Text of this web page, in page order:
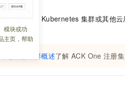
模块或功
主页，帮助
Kubernetes 集群或其他云
注册集群概述了解 ACK One 注册
Kimi 最新旗舰模型，长程编程与推理利
Deepseek-v4-pro
人工智能平台 PAI
一站式AI开发、训练和推理服务
Qoder CN
基于千问
5 分钟轻松部署专属 QwenPaw
从聊天伙伴进化为能主动干活的本地数字员工
Claude Code + GStack 打造工程团队
安装技能 GStack，拥有专属 AI 工程团
金券
创新
Token Plan 模型订阅计划 NEW
Qwen3.8-Max 首发尝鲜，限时加量 10
千问办公，限时限量积分加倍
你的AI工作搭子，覆盖日常办公高频场
短信
OCR 文字识别
发票查验
天气预报查询
企业成长
服务实践
创新中心
云上的中国
看见新力量
金融模力时刻
客户案例